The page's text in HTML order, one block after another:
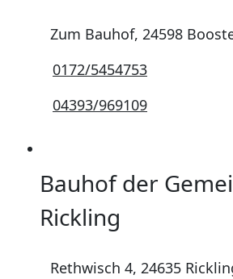
Zum Bauhof, 24598
0172/5454753
04393/969109
Bauhof der
Rickling
Rethwisch 4, 24635